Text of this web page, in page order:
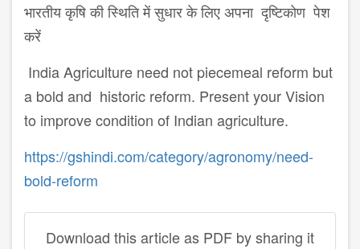
भारतीय कृषि की स्थिति में सुधार के लिए अपना दृष्टिकोण पेश
करें
India Agriculture need not piecemeal reform but
a bold and historic reform. Present your Vision
to improve condition of Indian agriculture.
https://gshindi.com/category/agronomy/need-
bold-reform
Download this article as PDF by sharing it